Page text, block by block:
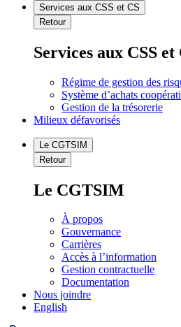
Services aux CSS et CS
Retour
Services aux CSS et
Régime de gestion des
Système d’achats
Gestion de la trésorerie
Milieux défavorisés
Le CGTSIM
Retour
Le CGTSIM
À propos
Gouvernance
Carrières
Accès à l’information
Gestion contractuelle
Documentation
Nous joindre
English